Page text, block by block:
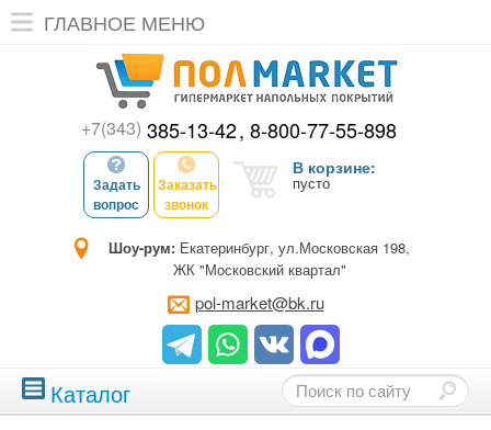
ГЛАВНОЕ МЕНЮ
+7(343) 385-13-42 8-800-77-55-898
Задать
вопрос
Заказать
звонок
В корзине:
пусто
Шоу-рум: Екатеринбург, ул.Московская 198,
ЖК "Московский квартал"
pol-market@bk.ru
Каталог